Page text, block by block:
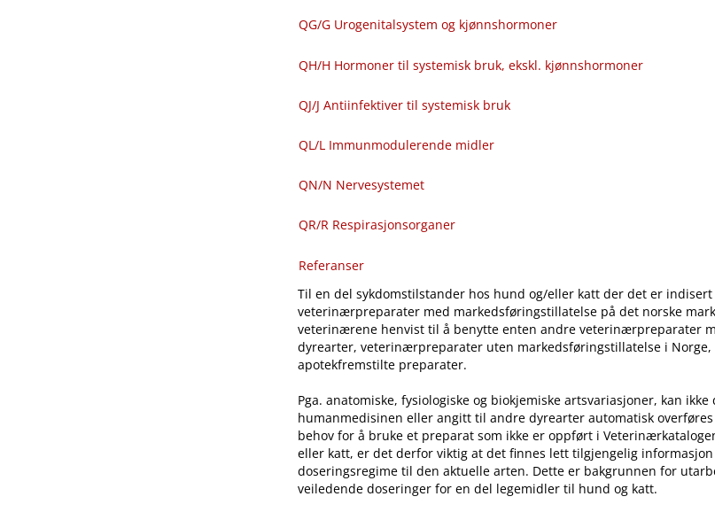
QG​/​G Urogenitalsystem og kjønnshormoner
QH​/​H Hormoner til systemisk bruk, ekskl. kjønnshormoner
QJ​/​J Antiinfektiver til systemisk bruk
QL​/​L Immunmodulerende midler
QN​/​N Nervesystemet
QR​/​R Respirasjonsorganer
Referanser
Til en del sykdomstilstander hos hund og​/​eller katt der det er
veterinærpreparater med markedsføringstillatelse på det norske
veterinærene henvist til å benytte enten andre veterinærpreparater
dyrearter, veterinærpreparater uten markedsføringstillatelse i
apotekfremstilte preparater.
Pga. anatomiske, fysiologiske og biokjemiske artsvariasjoner, kan
humanmedisinen eller angitt til andre dyrearter automatisk
behov for å bruke et preparat som ikke er oppført i
eller katt, er det derfor viktig at det finnes lett tilgjengelig
doseringsregime til den aktuelle arten. Dette er bakgrunnen for
veiledende doseringer for en del legemidler til hund og katt.